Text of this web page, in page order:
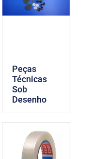
Peças
Técnicas
Sob
Desenho